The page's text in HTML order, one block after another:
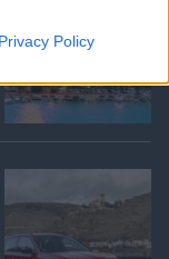
Privacy Policy